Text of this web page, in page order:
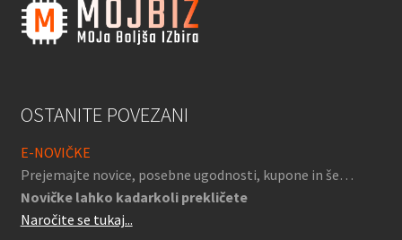
OSTANITE POVEZANI
E-NOVIČKE
Prejemajte novice, posebne ugodnosti, kupone in še…
Novičke lahko kadarkoli prekličete
Naročite se tukaj...